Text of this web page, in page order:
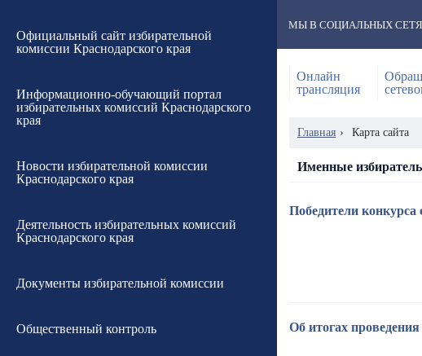
Официальный сайт избирательной
комиссии Краснодарского края
Информационно-обучающий портал
избирательных комиссий Краснодарского
края
Новости избирательной комиссии
Краснодарского края
Деятельность избирательных комиссий
Краснодарского края
Документы избирательной комиссии
Общественный контроль
МЫ В СОЦИАЛЬНЫХ
Онлайн
трансляция
Главная › Карта сайта
Именные
Победители
Об итогах